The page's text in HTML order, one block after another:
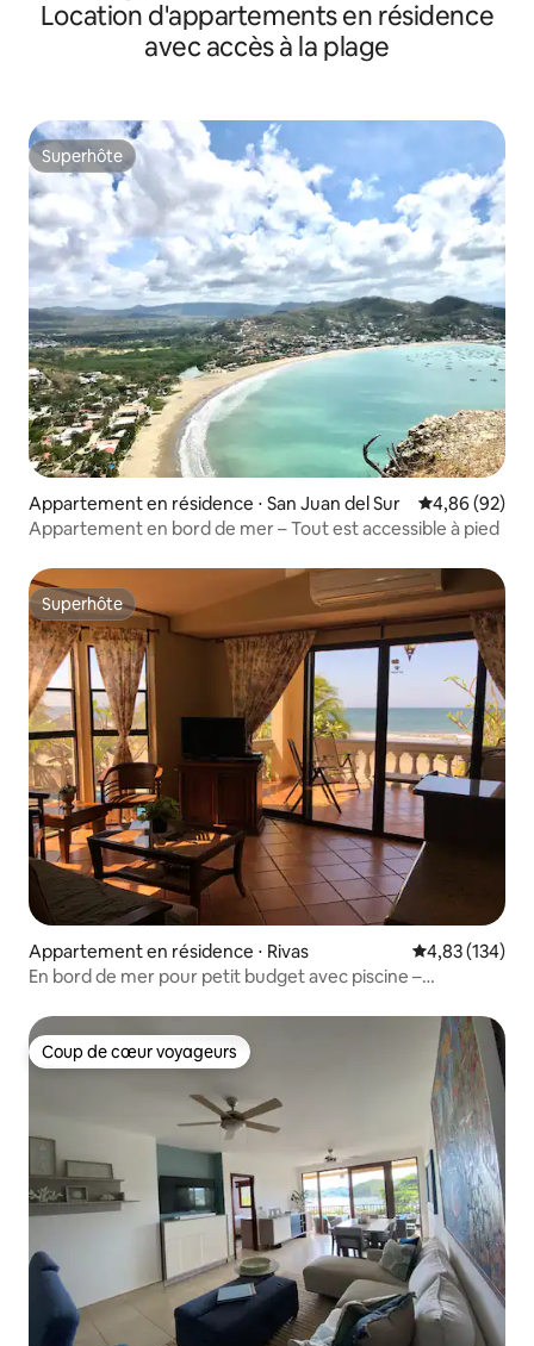
Location d'appartements en résidence
avec accès à la plage
Superhôte
Superhôte
Appartement en résidence ⋅ San Juan del Sur Évaluation
4,86 (92)
Appartement en bord de mer – Tout est accessible à pied
Superhôte
Superhôte
Appartement en résidence ⋅ Rivas Évaluation
4,83 (134)
En bord de mer pour petit budget avec piscine –
Coup de cœur voyageurs
Coup de cœur voyageurs